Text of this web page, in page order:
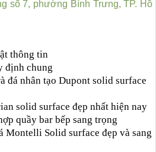
số 7, phường Bình Trưng, TP. Hồ
thông tin
định chung
đá nhân tạo Dupont solid surface
solid surface đẹp nhất hiện nay
quầy bar bếp sang trọng
Montelli Solid surface đẹp và sang